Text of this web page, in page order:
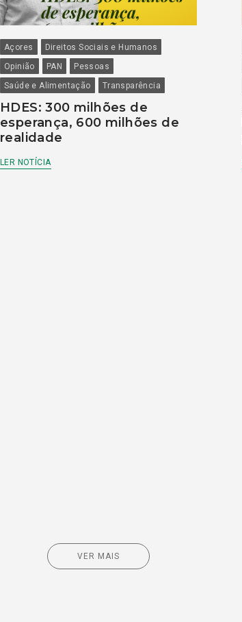
Açores
Direitos Sociais e Humanos
Opinião
PAN
Pessoas
Saúde e Alimentação
Transparência
HDES: 300 milhões de
esperança, 600 milhões de
realidade
LER NOTÍCIA
VER MAIS